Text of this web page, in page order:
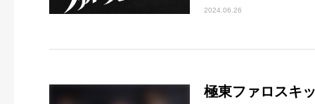
2024.06.26
極東ファロスキ